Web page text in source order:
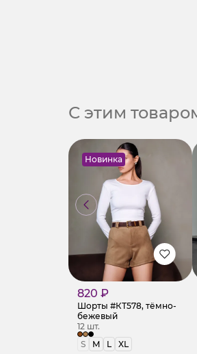
С этим
Новинка
820 ₽
Шорты #КТ578, тёмно-
бежевый
12 шт.
S
M L XL